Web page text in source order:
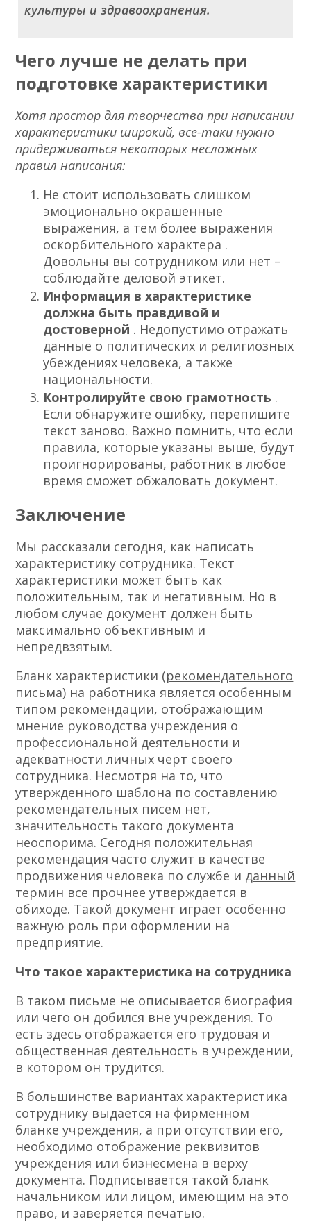
культуры и здравоохранения.
Чего лучше не делать при
подготовке характеристики
Хотя простор для творчества при написании
характеристики широкий, все-таки нужно
придерживаться некоторых несложных
правил написания:
Не стоит использовать слишком
эмоционально окрашенные
выражения, а тем более выражения
оскорбительного характера .
Довольны вы сотрудником или нет –
соблюдайте деловой этикет.
Информация в характеристике
должна быть правдивой и
достоверной . Недопустимо отражать
данные о политических и религиозных
убеждениях человека, а также
национальности.
Контролируйте свою грамотность .
Если обнаружите ошибку, перепишите
текст заново. Важно помнить, что если
правила, которые указаны выше, будут
проигнорированы, работник в любое
время сможет обжаловать документ.
Заключение
Мы рассказали сегодня, как написать
характеристику сотрудника. Текст
характеристики может быть как
положительным, так и негативным. Но в
любом случае документ должен быть
максимально объективным и
непредвзятым.
Бланк характеристики (рекомендательного
письма) на работника является особенным
типом рекомендации, отображающим
мнение руководства учреждения о
профессиональной деятельности и
адекватности личных черт своего
сотрудника. Несмотря на то, что
утвержденного шаблона по составлению
рекомендательных писем нет,
значительность такого документа
неоспорима. Сегодня положительная
рекомендация часто служит в качестве
продвижения человека по службе и данный
термин все прочнее утверждается в
обиходе. Такой документ играет особенно
важную роль при оформлении на
предприятие.
Что такое характеристика на сотрудника
В таком письме не описывается биография
или чего он добился вне учреждения. То
есть здесь отображается его трудовая и
общественная деятельность в учреждении,
в котором он трудится.
В большинстве вариантах характеристика
сотруднику выдается на фирменном
бланке учреждения, а при отсутствии его,
необходимо отображение реквизитов
учреждения или бизнесмена в верху
документа. Подписывается такой бланк
начальником или лицом, имеющим на это
право, и заверяется печатью.